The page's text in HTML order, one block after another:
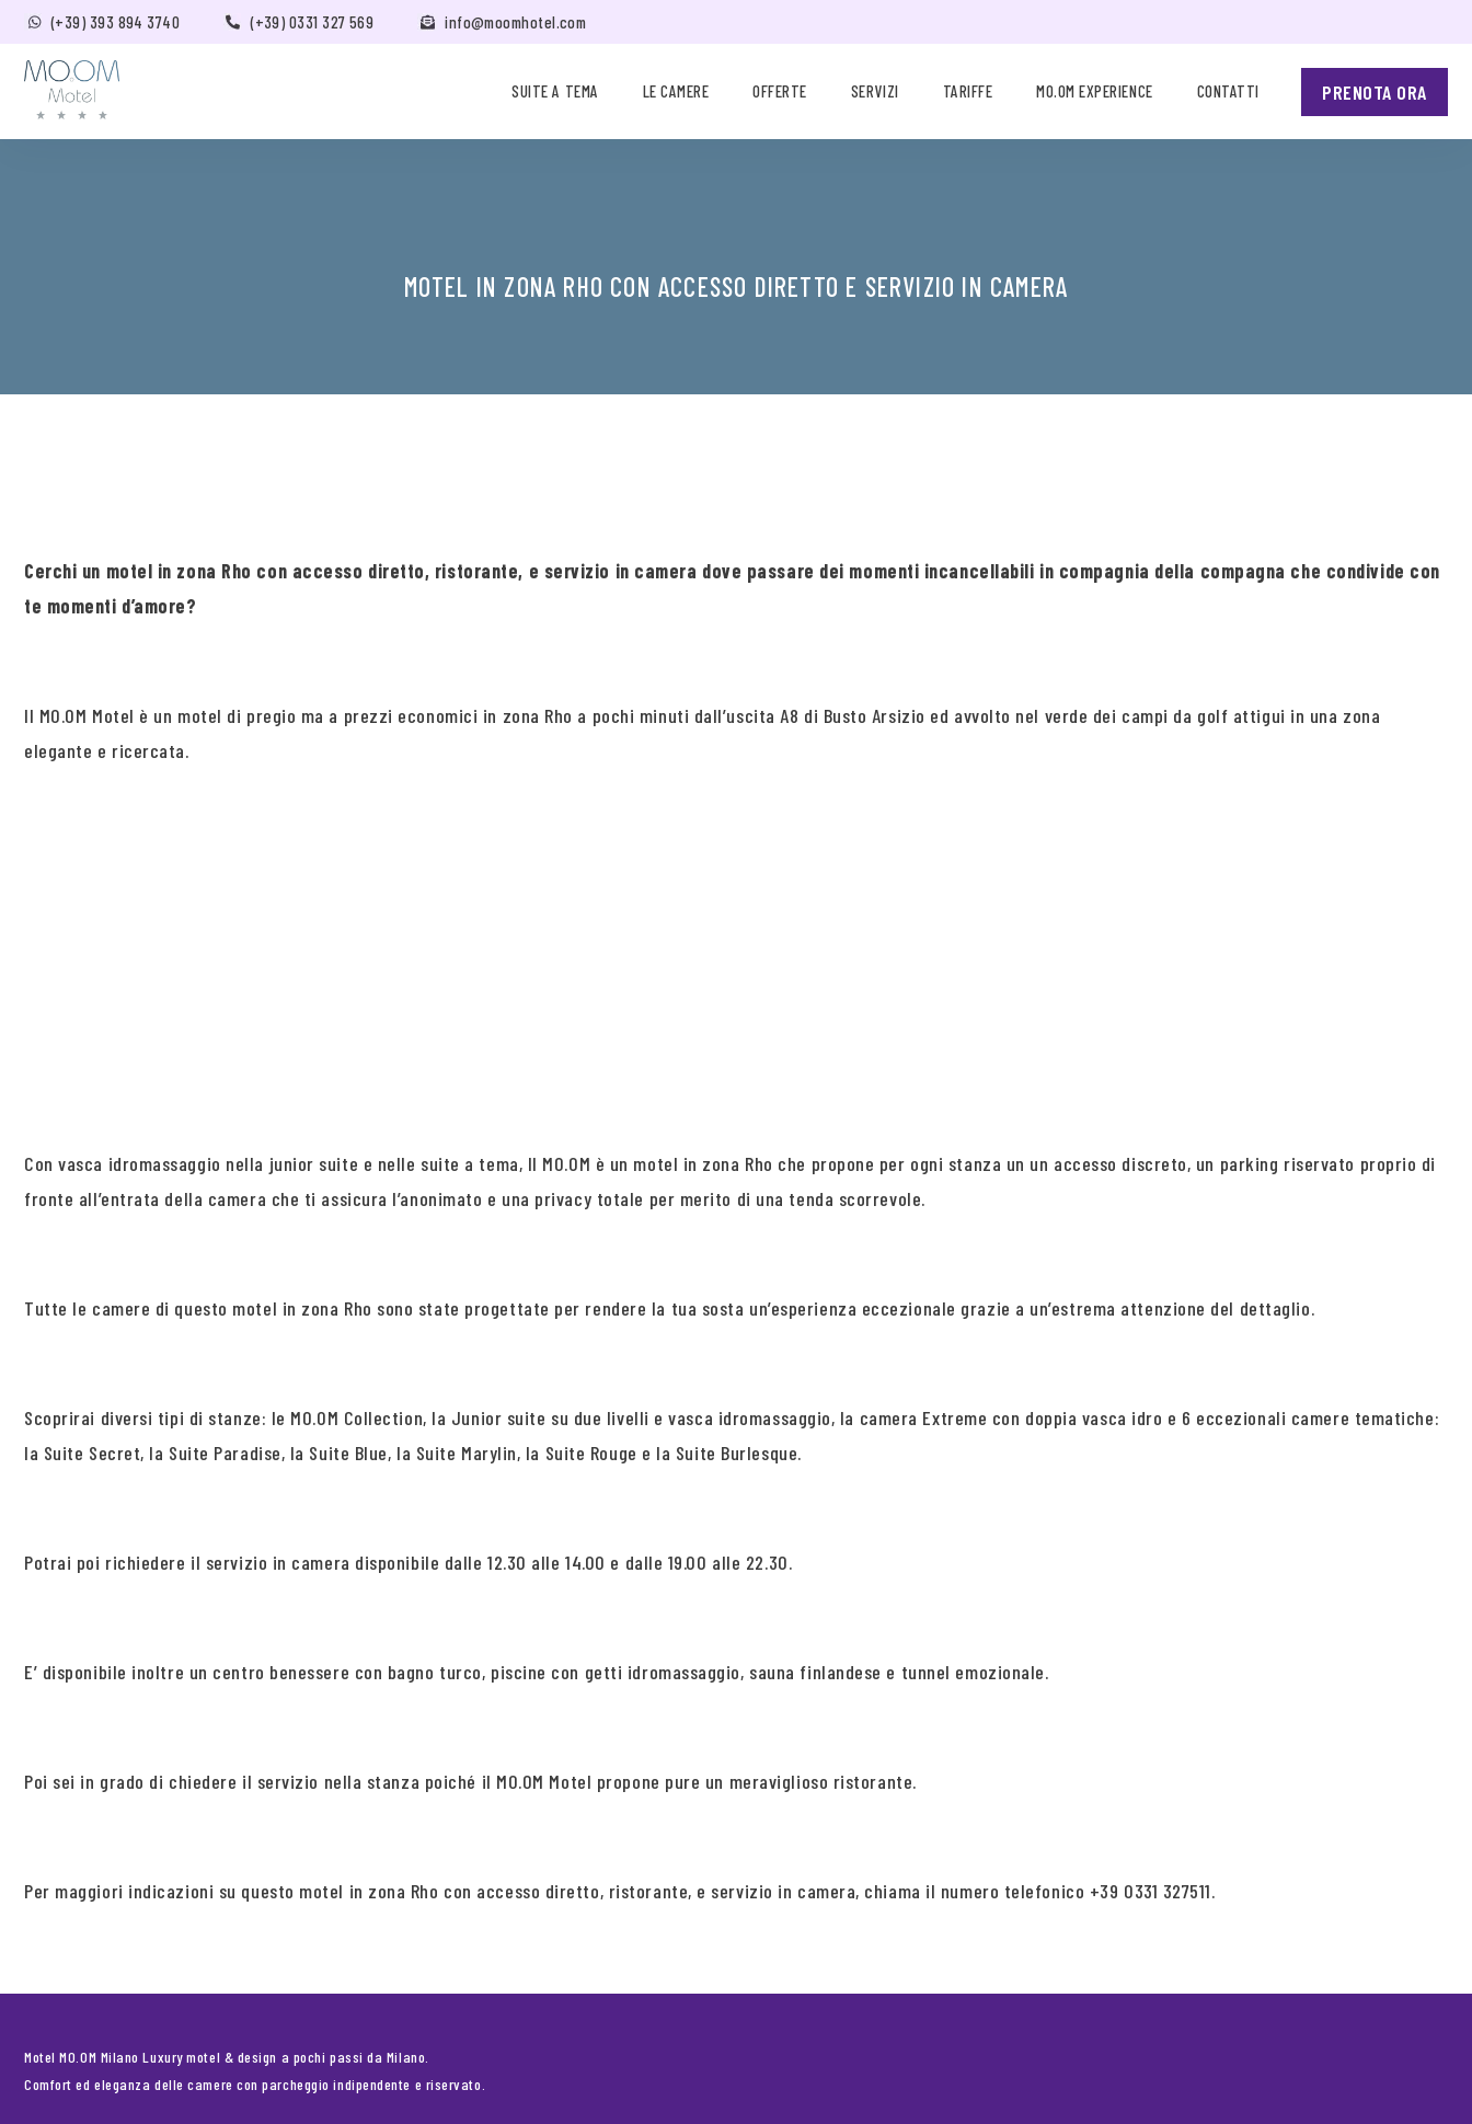
(+39) 393 894 3740 (+39) 0331 327 569 info@moomhotel.com
SUITE A TEMA LE CAMERE OFFERTE SERVIZI TARIFFE MO.OM EXPERIENCE CONTATTI PRENOTA ORA
MOTEL IN ZONA RHO CON ACCESSO DIRETTO E SERVIZIO IN CAMERA
Cerchi un motel in zona Rho con accesso diretto, ristorante, e servizio in camera dove passare dei momenti incancellabili in compagnia della compagna che condivide con
te momenti d’amore?
Il MO.OM Motel è un motel di pregio ma a prezzi economici in zona Rho a pochi minuti dall’uscita A8 di Busto Arsizio ed avvolto nel verde dei campi da golf attigui in una zona
elegante e ricercata.
Con vasca idromassaggio nella junior suite e nelle suite a tema, Il MO.OM è un motel in zona Rho che propone per ogni stanza un un accesso discreto, un parking riservato proprio di
fronte all’entrata della camera che ti assicura l’anonimato e una privacy totale per merito di una tenda scorrevole.
Tutte le camere di questo motel in zona Rho sono state progettate per rendere la tua sosta un’esperienza eccezionale grazie a un’estrema attenzione del dettaglio.
Scoprirai diversi tipi di stanze: le MO.OM Collection, la Junior suite su due livelli e vasca idromassaggio, la camera Extreme con doppia vasca idro e 6 eccezionali camere tematiche:
la Suite Secret, la Suite Paradise, la Suite Blue, la Suite Marylin, la Suite Rouge e la Suite Burlesque.
Potrai poi richiedere il servizio in camera disponibile dalle 12.30 alle 14.00 e dalle 19.00 alle 22.30.
E’ disponibile inoltre un centro benessere con bagno turco, piscine con getti idromassaggio, sauna finlandese e tunnel emozionale.
Poi sei in grado di chiedere il servizio nella stanza poiché il MO.OM Motel propone pure un meraviglioso ristorante.
Per maggiori indicazioni su questo motel in zona Rho con accesso diretto, ristorante, e servizio in camera, chiama il numero telefonico +39 0331 327511.
Motel MO.OM Milano Luxury motel & design a pochi passi da Milano.
Comfort ed eleganza delle camere con parcheggio indipendente e riservato.